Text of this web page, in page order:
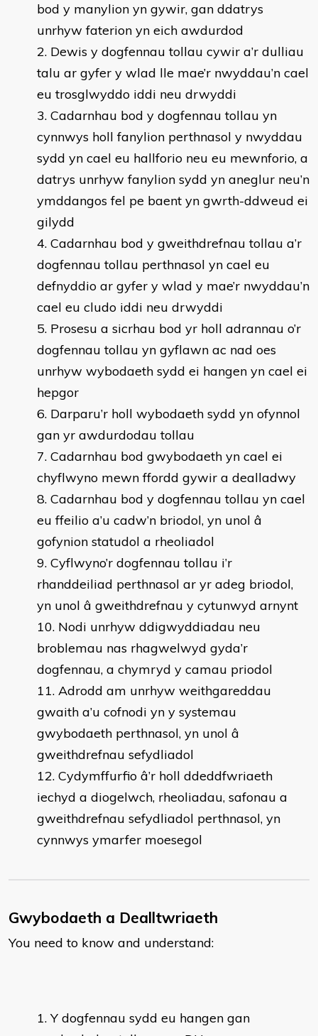
bod y manylion yn gywir, gan ddatrys
unrhyw faterion yn eich awdurdod
Dewis y dogfennau tollau cywir a’r dulliau
talu ar gyfer y wlad lle mae’r nwyddau’n cael
eu trosglwyddo iddi neu drwyddi
Cadarnhau bod y dogfennau tollau yn
cynnwys holl fanylion perthnasol y nwyddau
sydd yn cael eu hallforio neu eu mewnforio, a
datrys unrhyw fanylion sydd yn aneglur neu’n
ymddangos fel pe baent yn gwrth-ddweud ei
gilydd
Cadarnhau bod y gweithdrefnau tollau a’r
dogfennau tollau perthnasol yn cael eu
defnyddio ar gyfer y wlad y mae’r nwyddau’n
cael eu cludo iddi neu drwyddi
Prosesu a sicrhau bod yr holl adrannau o’r
dogfennau tollau yn gyflawn ac nad oes
unrhyw wybodaeth sydd ei hangen yn cael ei
hepgor
Darparu’r holl wybodaeth sydd yn ofynnol
gan yr awdurdodau tollau
Cadarnhau bod gwybodaeth yn cael ei
chyflwyno mewn ffordd gywir a dealladwy
Cadarnhau bod y dogfennau tollau yn cael
eu ffeilio a’u cadw’n briodol, yn unol â
gofynion statudol a rheoliadol
Cyflwyno’r dogfennau tollau i’r
rhanddeiliad perthnasol ar yr adeg briodol,
yn unol â gweithdrefnau y cytunwyd arnynt
Nodi unrhyw ddigwyddiadau neu
broblemau nas rhagwelwyd gyda’r
dogfennau, a chymryd y camau priodol
Adrodd am unrhyw weithgareddau
gwaith a’u cofnodi yn y systemau
gwybodaeth perthnasol, yn unol â
gweithdrefnau sefydliadol
Cydymffurfio â’r holl ddeddfwriaeth
iechyd a diogelwch, rheoliadau, safonau a
gweithdrefnau sefydliadol perthnasol, yn
cynnwys ymarfer moesegol
Gwybodaeth a Dealltwriaeth
You need to know and understand:
Y dogfennau sydd eu hangen gan